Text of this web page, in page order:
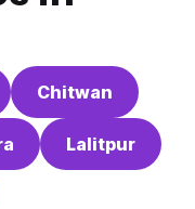
Chitwan
Lalitpur